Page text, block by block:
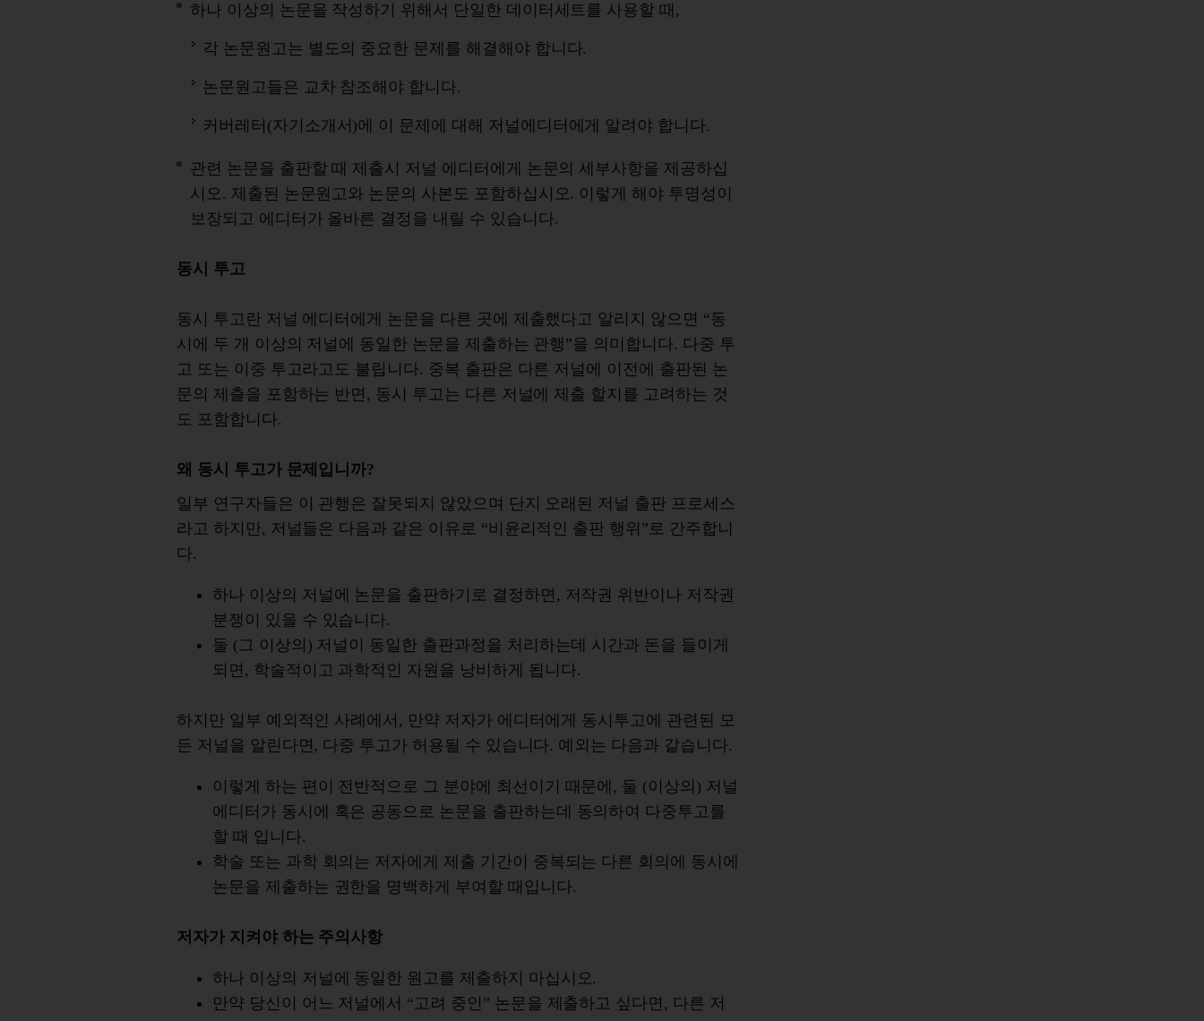
하나 이상의 논문을 작성하기 위해서 단일한 데이터세트를 사용할 때,
각 논문원고는 별도의 중요한 문제를 해결해야 합니다.
논문원고들은 교차 참조해야 합니다.
커버레터(자기소개서)에 이 문제에 대해 저널에디터에게 알려야 합니다.
관련 논문을 출판할 때 제출시 저널 에디터에게 논문의 세부사항을 제공하십
시오. 제출된 논문원고와 논문의 사본도 포함하십시오. 이렇게 해야 투명성이
보장되고 에디터가 올바른 결정을 내릴 수 있습니다.
동시 투고
동시 투고란 저널 에디터에게 논문을 다른 곳에 제출했다고 알리지 않으면 “동
시에 두 개 이상의 저널에 동일한 논문을 제출하는 관행”을 의미합니다. 다중 투
고 또는 이중 투고라고도 불립니다. 중복 출판은 다른 저널에 이전에 출판된 논
문의 제출을 포함하는 반면, 동시 투고는 다른 저널에 제출 할지를 고려하는 것
도 포함합니다.
왜 동시 투고가 문제입니까?
일부 연구자들은 이 관행은 잘못되지 않았으며 단지 오래된 저널 출판 프로세스
라고 하지만, 저널들은 다음과 같은 이유로 “비윤리적인 출판 행위”로 간주합니
다.
하나 이상의 저널에 논문을 출판하기로 결정하면, 저작권 위반이나 저작권
분쟁이 있을 수 있습니다.
둘 (그 이상의) 저널이 동일한 출판과정을 처리하는데 시간과 돈을 들이게
되면, 학술적이고 과학적인 자원을 낭비하게 됩니다.
하지만 일부 예외적인 사례에서, 만약 저자가 에디터에게 동시투고에 관련된 모
든 저널을 알린다면, 다중 투고가 허용될 수 있습니다. 예외는 다음과 같습니다.
이렇게 하는 편이 전반적으로 그 분야에 최선이기 때문에, 둘 (이상의) 저널
에디터가 동시에 혹은 공동으로 논문을 출판하는데 동의하여 다중투고를
할 때 입니다.
학술 또는 과학 회의는 저자에게 제출 기간이 중복되는 다른 회의에 동시에
논문을 제출하는 권한을 명백하게 부여할 때입니다.
저자가 지켜야 하는 주의사항
하나 이상의 저널에 동일한 원고를 제출하지 마십시오.
만약 당신이 어느 저널에서 “고려 중인” 논문을 제출하고 싶다면, 다른 저